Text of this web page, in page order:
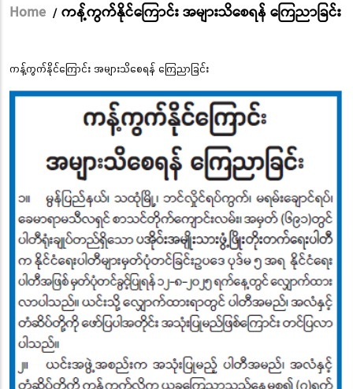
Breadcrumb
Home / ကန့်ကွက်နိုင်ကြောင်း အများသိစေရန် ကြေညာခြင်း
ကန့်ကွက်နိုင်ကြောင်း အများသိစေရန် ကြေညာခြင်း